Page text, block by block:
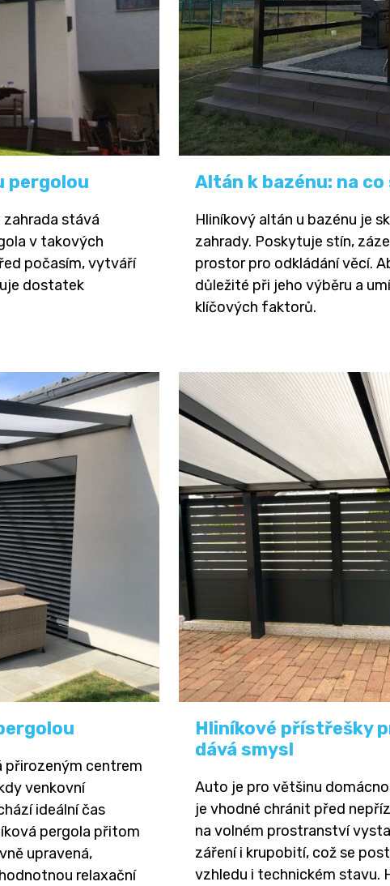
pergolou
zahrada stává
v takových
počasím, vytváří
dostatek
Altán k bazénu: na
Hliníkový altán u bazénu je
zahrady. Poskytuje stín,
prostor pro odkládání věcí.
důležité při jeho výběru a
klíčových faktorů.
přirozeným centrem
venkovní
ideální čas
pergola přitom
upravená,
relaxační
Hliníkové přístřešky
dává smysl
Auto je pro většinu
je vhodné chránit před
na volném prostranství
záření i krupobití, což se
vzhledu i technickém stavu.